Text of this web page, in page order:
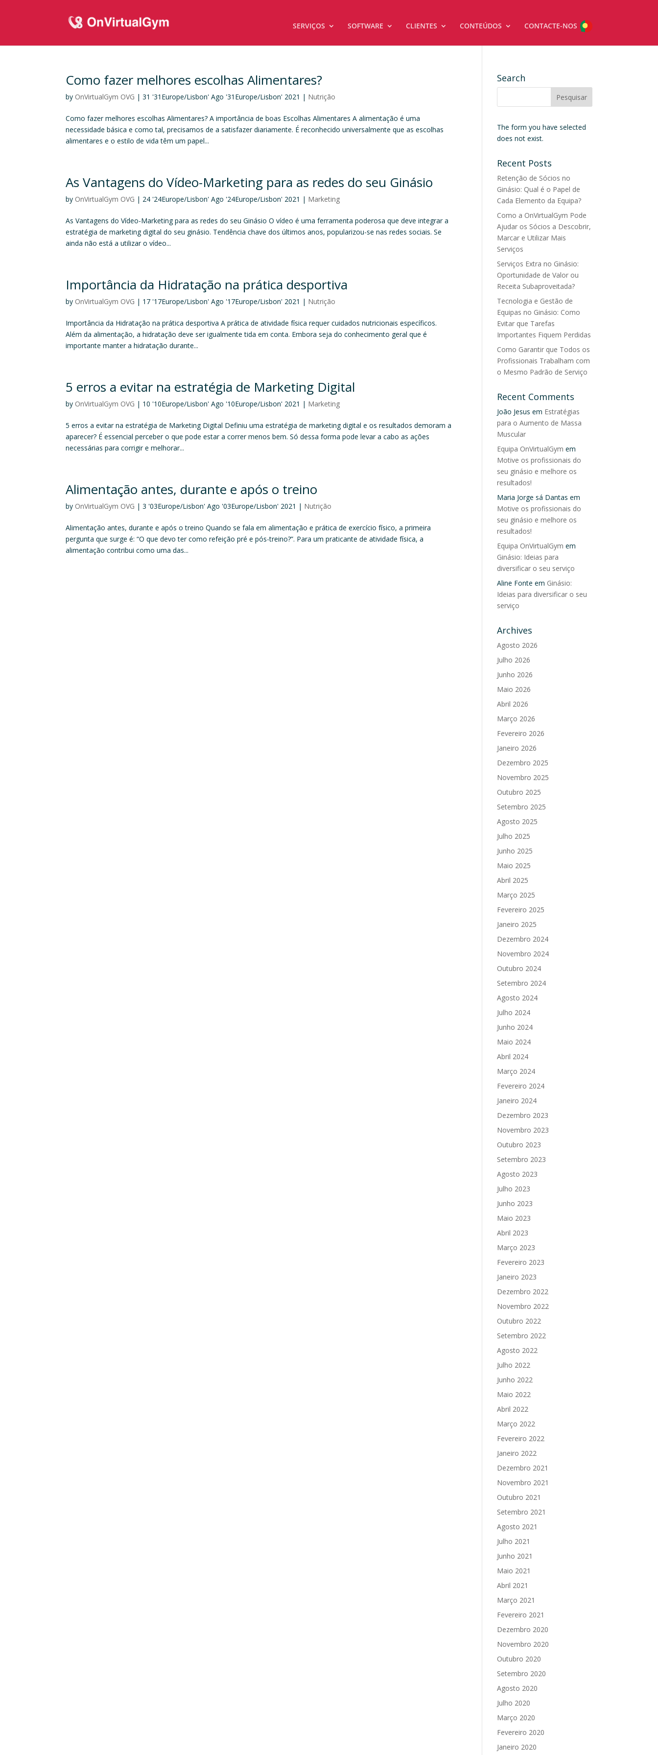
SERVIÇOS SOFTWARE CLIENTES CONTEÚDOS CONTACTE-NOS
Como fazer melhores escolhas Alimentares?
by OnVirtualGym OVG |31 '31Europe/Lisbon' Ago '31Europe/Lisbon' 2021 | Nutrição
Como fazer melhores escolhas Alimentares? A importância de boas Escolhas Alimentares A alimentação é uma
necessidade básica e como tal, precisamos de a satisfazer diariamente. É reconhecido universalmente que as escolhas
alimentares e o estilo de vida têm um papel...
As Vantagens do Vídeo-Marketing para as redes do seu Ginásio
by OnVirtualGym OVG | 24 '24Europe/Lisbon' Ago '24Europe/Lisbon' 2021 | Marketing
As Vantagens do Vídeo-Marketing para as redes do seu Ginásio O vídeo é uma ferramenta poderosa que deve integrar a
estratégia de marketing digital do seu ginásio. Tendência chave dos últimos anos, popularizou-se nas redes sociais. Se
ainda não está a utilizar o vídeo...
Importância da Hidratação na prática desportiva
by OnVirtualGym OVG | 17 '17Europe/Lisbon' Ago '17Europe/Lisbon' 2021 | Nutrição
Importância da Hidratação na prática desportiva A prática de atividade física requer cuidados nutricionais específicos.
Além da alimentação, a hidratação deve ser igualmente tida em conta. Embora seja do conhecimento geral que é
importante manter a hidratação durante...
5 erros a evitar na estratégia de Marketing Digital
by OnVirtualGym OVG | 10 '10Europe/Lisbon' Ago '10Europe/Lisbon' 2021 | Marketing
5 erros a evitar na estratégia de Marketing Digital Definiu uma estratégia de marketing digital e os resultados demoram a
aparecer? É essencial perceber o que pode estar a correr menos bem. Só dessa forma pode levar a cabo as ações
necessárias para corrigir e melhorar...
Alimentação antes, durante e após o treino
by OnVirtualGym OVG |3 '03Europe/Lisbon' Ago '03Europe/Lisbon' 2021 | Nutrição
Alimentação antes, durante e após o treino Quando se fala em alimentação e prática de exercício físico, a primeira
pergunta que surge é: “O que devo ter como refeição pré e pós-treino?”. Para um praticante de atividade física, a
alimentação contribui como uma das...
Search
The form you have selected
does not exist.
Recent Posts
Retenção de Sócios no
Ginásio: Qual é o Papel de
Cada Elemento da Equipa?
Como a OnVirtualGym Pode
Ajudar os Sócios a Descobrir,
Marcar e Utilizar Mais
Serviços
Serviços Extra no Ginásio:
Oportunidade de Valor ou
Receita Subaproveitada?
Tecnologia e Gestão de
Equipas no Ginásio: Como
Evitar que Tarefas
Importantes Fiquem Perdidas
Como Garantir que Todos os
Profissionais Trabalham com
o Mesmo Padrão de Serviço
Recent Comments
João Jesus em Estratégias
para o Aumento de Massa
Muscular
Equipa OnVirtualGym em
Motive os profissionais do
seu ginásio e melhore os
resultados!
Maria Jorge sá Dantas em
Motive os profissionais do
seu ginásio e melhore os
resultados!
Equipa OnVirtualGym em
Ginásio: Ideias para
diversificar o seu serviço
Aline Fonte em Ginásio:
Ideias para diversificar o seu
serviço
Archives
Agosto 2026
Julho 2026
Junho 2026
Maio 2026
Abril 2026
Março 2026
Fevereiro 2026
Janeiro 2026
Dezembro 2025
Novembro 2025
Outubro 2025
Setembro 2025
Agosto 2025
Julho 2025
Junho 2025
Maio 2025
Abril 2025
Março 2025
Fevereiro 2025
Janeiro 2025
Dezembro 2024
Novembro 2024
Outubro 2024
Setembro 2024
Agosto 2024
Julho 2024
Junho 2024
Maio 2024
Abril 2024
Março 2024
Fevereiro 2024
Janeiro 2024
Dezembro 2023
Novembro 2023
Outubro 2023
Setembro 2023
Agosto 2023
Julho 2023
Junho 2023
Maio 2023
Abril 2023
Março 2023
Fevereiro 2023
Janeiro 2023
Dezembro 2022
Novembro 2022
Outubro 2022
Setembro 2022
Agosto 2022
Julho 2022
Junho 2022
Maio 2022
Abril 2022
Março 2022
Fevereiro 2022
Janeiro 2022
Dezembro 2021
Novembro 2021
Outubro 2021
Setembro 2021
Agosto 2021
Julho 2021
Junho 2021
Maio 2021
Abril 2021
Março 2021
Fevereiro 2021
Dezembro 2020
Novembro 2020
Outubro 2020
Setembro 2020
Agosto 2020
Julho 2020
Março 2020
Fevereiro 2020
Janeiro 2020